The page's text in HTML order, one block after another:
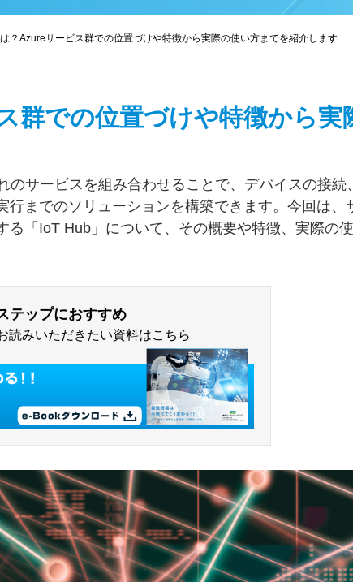
？Azureサービス群での位置づけや特徴から実際の使い方までを紹介します
群での位置づけや特徴から実
のサービスを組み合わせることで、デバイスの接続
までのソリューションを構築できます。今回は、
「IoT Hub」について、その概要や特徴、実際の
テップにおすすめ
読みいただきたい資料はこちら